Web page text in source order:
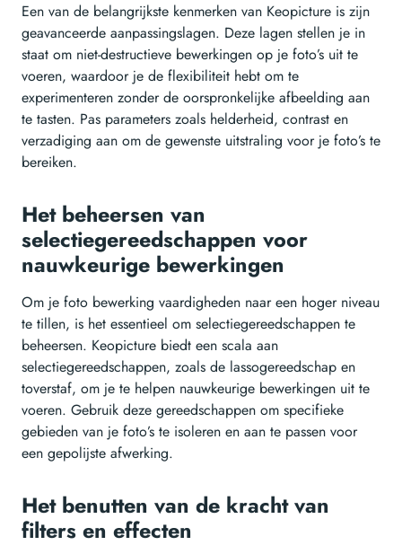
Een van de belangrijkste kenmerken van Keopicture is zijn
geavanceerde aanpassingslagen. Deze lagen stellen je in
staat om niet-destructieve bewerkingen op je foto’s uit te
voeren, waardoor je de flexibiliteit hebt om te
experimenteren zonder de oorspronkelijke afbeelding aan
te tasten. Pas parameters zoals helderheid, contrast en
verzadiging aan om de gewenste uitstraling voor je foto’s te
bereiken.
Het beheersen van
selectiegereedschappen voor
nauwkeurige bewerkingen
Om je foto bewerking vaardigheden naar een hoger niveau
te tillen, is het essentieel om selectiegereedschappen te
beheersen. Keopicture biedt een scala aan
selectiegereedschappen, zoals de lassogereedschap en
toverstaf, om je te helpen nauwkeurige bewerkingen uit te
voeren. Gebruik deze gereedschappen om specifieke
gebieden van je foto’s te isoleren en aan te passen voor
een gepolijste afwerking.
Het benutten van de kracht van
filters en effecten